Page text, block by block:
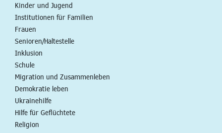
Kinder und Jugend
Institutionen für Familien
Frauen
Senioren/Haltestelle
Inklusion
Schule
Migration und Zusammenleben
Demokratie leben
Ukrainehilfe
Hilfe für Geflüchtete
Religion